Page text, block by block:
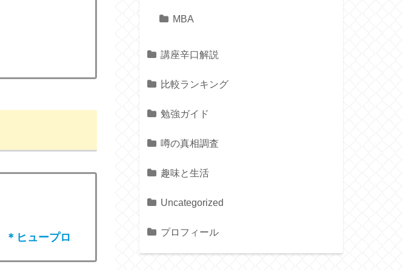
＊ヒュープロ
MBA
講座辛口解説
比較ランキング
勉強ガイド
噂の真相調査
趣味と生活
Uncategorized
プロフィール